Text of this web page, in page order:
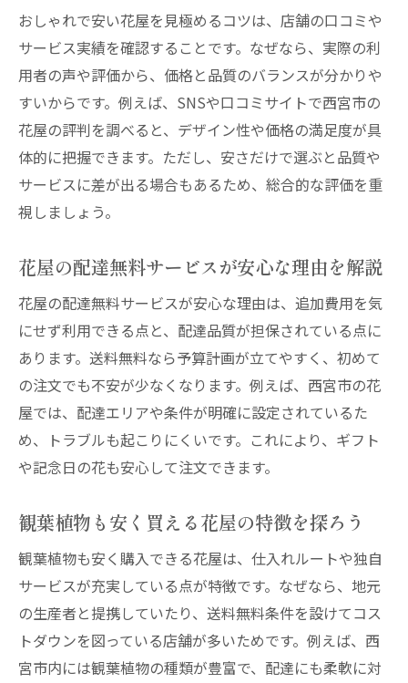
おしゃれで安い花屋を見極めるコツは、店舗の口コミや
サービス実績を確認することです。なぜなら、実際の利
用者の声や評価から、価格と品質のバランスが分かりや
すいからです。例えば、SNSや口コミサイトで西宮市の
花屋の評判を調べると、デザイン性や価格の満足度が具
体的に把握できます。ただし、安さだけで選ぶと品質や
サービスに差が出る場合もあるため、総合的な評価を重
視しましょう。
花屋の配達無料サービスが安心な理由を解説
花屋の配達無料サービスが安心な理由は、追加費用を気
にせず利用できる点と、配達品質が担保されている点に
あります。送料無料なら予算計画が立てやすく、初めて
の注文でも不安が少なくなります。例えば、西宮市の花
屋では、配達エリアや条件が明確に設定されているた
め、トラブルも起こりにくいです。これにより、ギフト
や記念日の花も安心して注文できます。
観葉植物も安く買える花屋の特徴を探ろう
観葉植物も安く購入できる花屋は、仕入れルートや独自
サービスが充実している点が特徴です。なぜなら、地元
の生産者と提携していたり、送料無料条件を設けてコス
トダウンを図っている店舗が多いためです。例えば、西
宮市内には観葉植物の種類が豊富で、配達にも柔軟に対